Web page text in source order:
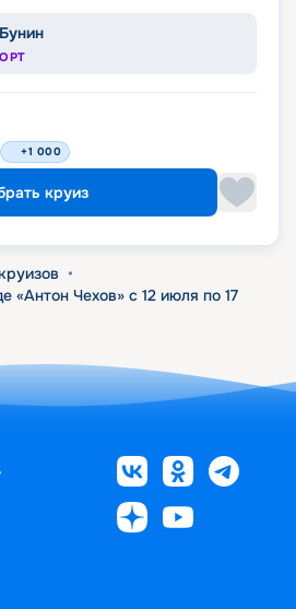
+1 000
круиз
•
«Антон Чехов» с 12 июля по 17